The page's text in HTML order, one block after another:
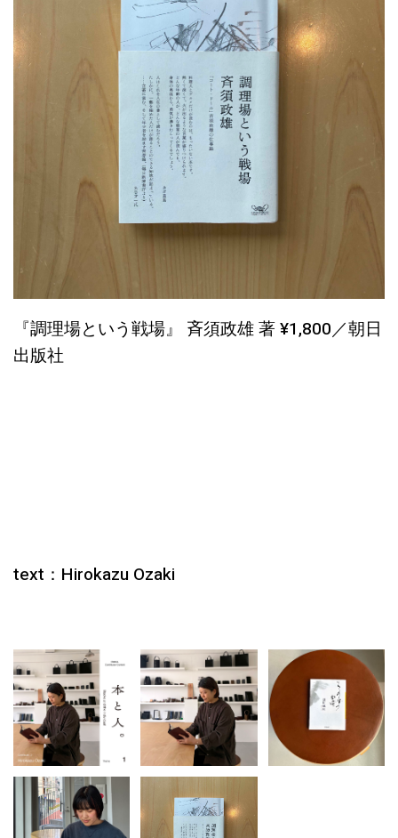
『調理場という戦場』 斉須政雄 著 ¥1,800／朝日
出版社
text：Hirokazu Ozaki